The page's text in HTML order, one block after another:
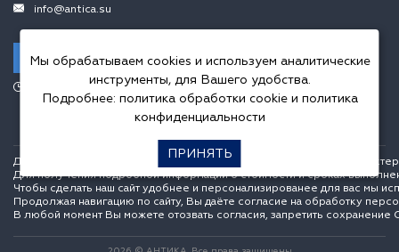
info@antica.su
Заказать звонок
Пн.-Пт. 10.00-20.00,
Сб.-Вс. 10.00-18.00
Данный интернет сайт носит исключительно информационный
Для получения подробной информации о стоимости и сроках
Чтобы сделать наш сайт удобнее и персонализированее для вас мы
Продолжая навигацию по сайту, Вы даёте согласие на обработку
В любой момент Вы можете отозвать согласия, запретить сохранение
Мы обрабатываем cookies и используем аналитические
инструменты, для Вашего удобства.
Подробнее: политика обработки cookieи политика
конфиденциальности
ПРИНЯТЬ